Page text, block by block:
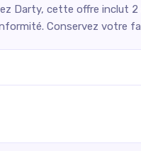
Darty, cette offre inclut 2
Conservez votre